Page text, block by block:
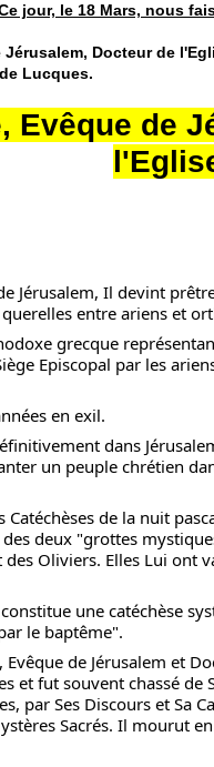
jour, le 18 Mars, nous
Docteur de
Lucques.
Evêque de
Jérusalem, Il devint
entre ariens et
grecque
Episcopal par les
en exil.
dans
un peuple chrétien
Catéchèses de la nuit
deux "grottes
Oliviers. Elles Lui ont
une catéchèse
le baptême".
de Jérusalem et
et fut souvent chassé de
par Ses Discours et Sa
Sacrés. Il mourut